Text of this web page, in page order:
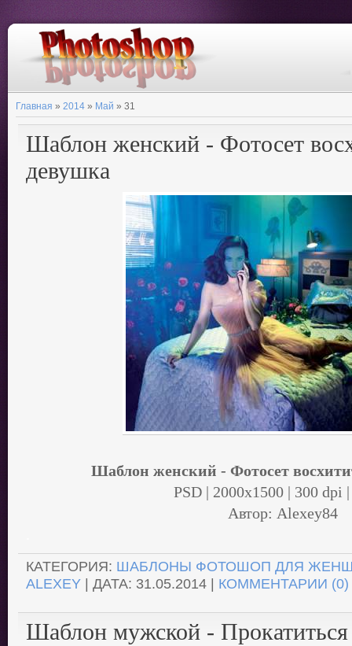
Главная » 2014 » Май » 31
Шаблон женский - Фотосет
девушка
Шаблон женский - Фотосет
PSD | 2000x1500 | 300 dpi
Автор: Alexey84
КАТЕГОРИЯ: ШАБЛОНЫ ФОТОШОП ДЛЯ
ALEXEY | ДАТА: 31.05.2014 | КОММЕНТАРИИ (0)
Шаблон мужской - Прокатиться